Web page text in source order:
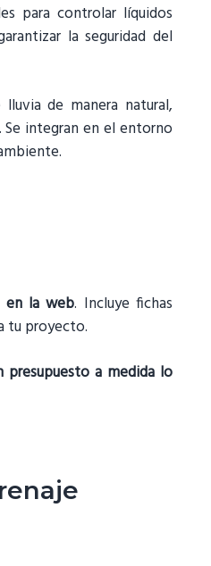
para controlar líquidos
la seguridad del
de manera natural,
Se integran en el entorno
en la web. Incluye fichas
tu proyecto.
presupuesto a medida lo